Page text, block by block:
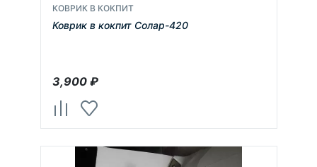
КОВРИК В КОКПИТ
Коврик в кокпит Солар-420
3,900₽